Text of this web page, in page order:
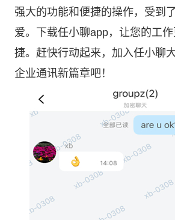
强大的功能和便捷的操作，受到
爱。下载任小聊app，让您的工
捷。赶快行动起来，加入任小聊
企业通讯新篇章吧！